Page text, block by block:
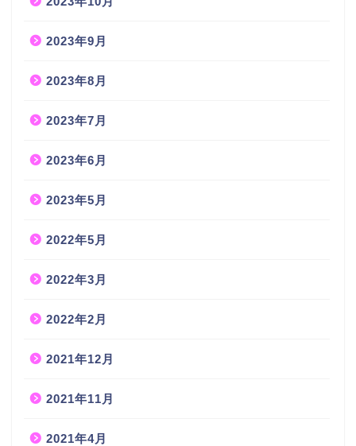
2023年9月
2023年8月
2023年7月
2023年6月
2023年5月
2022年5月
2022年3月
2022年2月
2021年12月
2021年11月
2021年4月